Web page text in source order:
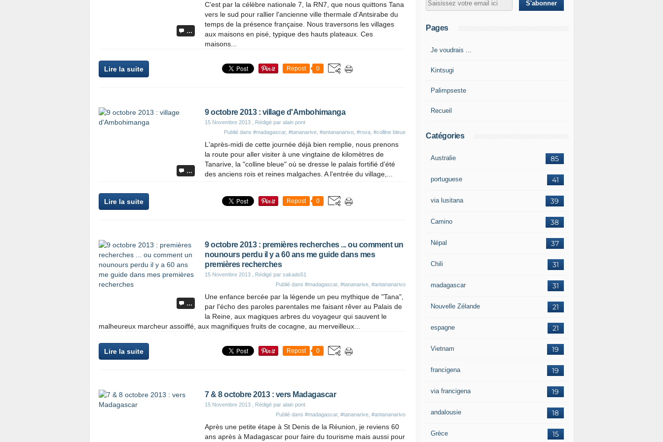
…
C'est par la célèbre nationale 7, la RN7, que nous quittons Tana
vers le sud pour rallier l'ancienne ville thermale d'Antsirabe du
temps de la présence française. Nous traversons les villages
aux maisons en pisé, typique des hauts plateaux. Ces
maisons...
Lire la suite Repost 0
…
9 octobre 2013 : village d'Ambohimanga
15 Novembre 2013 , Rédigé par alain pont
Publié dans #madagascar, #tananarive #antananarivo #rova #colline bleue
L'après-midi de cette journée déjà bien remplie, nous prenons
la route pour aller visiter à une vingtaine de kilomètres de
Tanarive, la "colline bleue" où se dresse le palais fortifié d'été
des anciens rois et reines malgaches. A l'entrée du village,...
Lire la suite Repost 0
…
9 octobre 2013 : premières recherches ... ou comment un
nounours perdu il y a 60 ans me guide dans mes
premières recherches
15 Novembre 2013 , Rédigé par sakado51
Publié dans #madagascar, #tananarive #antananarivo
Une enfance bercée par la légende un peu mythique de "Tana",
par l'écho des paroles parentales me faisant rêver au Palais de
la Reine, aux magiques arbres du voyageur qui sauvent le
malheureux marcheur assoiffé, aux magnifiques fruits de cocagne, au merveilleux...
Lire la suite Repost 0
7 & 8 octobre 2013 : vers Madagascar
15 Novembre 2013 , Rédigé par alain pont
Publié dans #madagascar, #tananarive #antananarivo
Après une petite étape à St Denis de la Réunion, je reviens 60
ans après à Madagascar pour faire du tourisme mais aussi pour
Pages
Je voudrais ...
Kintsugi
Palimpseste
Recueil
Catégories
85
Australie
41
portuguese
39
via lusitana
38
Camino
37
Népal
31
Chili
31
madagascar
21
Nouvelle Zélande
21
espagne
19
Vietnam
19
francigena
19
via francigena
18
andalousie
15
Grèce